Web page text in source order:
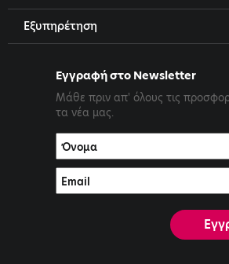
Εξυπηρέτηση
Εγγραφή στο Newsletter
Μάθε πριν απ' όλους τις
τα νέα μας.